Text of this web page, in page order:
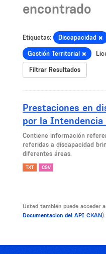
encontrado
Etiquetas: Discapacidad
Gestión Territorial
Filtrar Resultados
Prestaciones en
por la Intendencia
Contiene información
referidas a discapacidad
diferentes áreas.
TXT CSV
Usted también puede acceder
Documentacion del API CKAN).